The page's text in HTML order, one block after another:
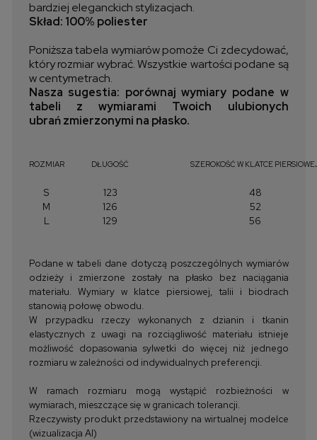
bardziej eleganckich stylizacjach.
Skład: 100% poliester
Poniższa tabela wymiarów pomoże Ci zdecydować,
który rozmiar wybrać. Wszystkie wartości podane są
w centymetrach.
Nasza sugestia: porównaj wymiary podane w
tabeli z wymiarami Twoich ulubionych
ubrań zmierzonymi na płasko.
ROZMIAR DŁUGOŚĆ SZEROKOŚĆ W KLATCE
S 123
48
M
126
52
L
129 56
Podane w tabeli dane dotyczą poszczególnych wymiarów
odzieży i zmierzone zostały na płasko bez naciągania
materiału. Wymiary w klatce piersiowej, talii i biodrach
stanowią połowę obwodu.
W przypadku rzeczy wykonanych z dzianin i tkanin
elastycznych z uwagi na rozciągliwość materiału istnieje
możliwość dopasowania sylwetki do więcej niż jednego
rozmiaru w zależności od indywidualnych preferencji.
W ramach rozmiaru mogą wystąpić rozbieżności w
wymiarach, mieszczące się w granicach tolerancji.
Rzeczywisty produkt przedstawiony na wirtualnej modelce
(wizualizacja AI)